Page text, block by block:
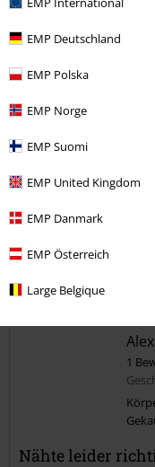
EMP Deutschland
EMP Polska
EMP Norge
EMP Suomi
EMP United Kingdom
EMP Danmark
EMP Österreich
Large Belgique
Passform
Weite
zu eng
zu kurz
Verifizierte Rezension
War diese Bewertung
Kommentar jetzt
1
Nähte leider